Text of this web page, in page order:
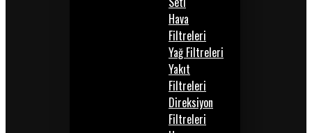
Hava
Filtreleri
Yağ Filtreleri
Yakıt
Filtreleri
Direksiyon
Filtreleri